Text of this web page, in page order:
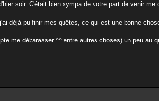
soir. C'était bien sympa de votre part de venir
déjà pu finir mes quêtes, ce qui est une bonne
me débarasser ^^ entre autres choses) un peu au